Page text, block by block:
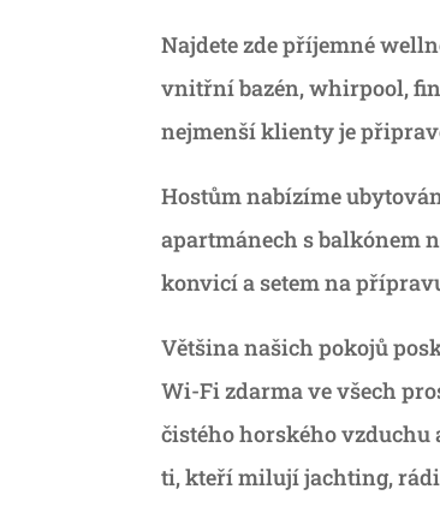
Najdete zde příjemné
vnitřní bazén, whirpool,
nejmenší klienty je
Hostům nabízíme
apartmánech s balkónem
konvicí a setem na
Většina našich pokojů
Wi-Fi zdarma ve všech
čistého horského vzduchu
ti, kteří milují jachting,